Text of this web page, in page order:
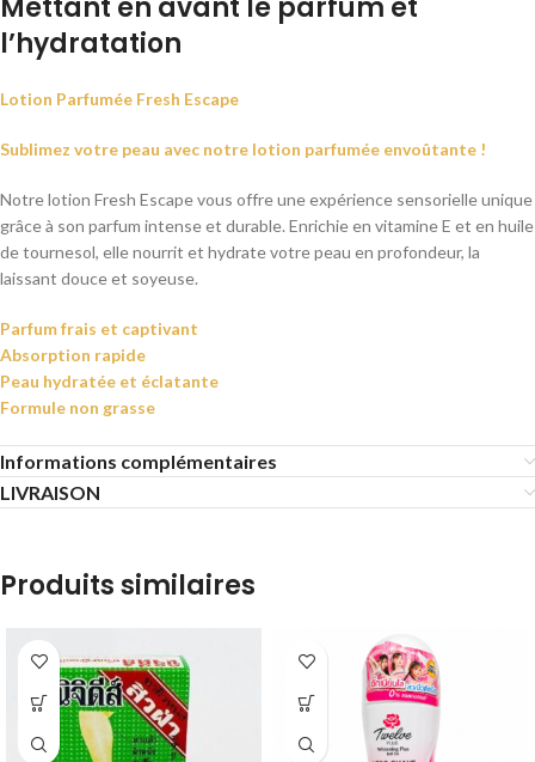
Mettant en avant le parfum et
l’hydratation
Lotion Parfumée Fresh Escape
Sublimez votre peau avec notre lotion parfumée envoûtante !
Notre lotion Fresh Escape vous offre une expérience sensorielle unique
grâce à son parfum intense et durable. Enrichie en vitamine E et en huile
de tournesol, elle nourrit et hydrate votre peau en profondeur, la
laissant douce et soyeuse.
Parfum frais et captivant
Absorption rapide
Peau hydratée et éclatante
Formule non grasse
Informations complémentaires
LIVRAISON
Produits similaires